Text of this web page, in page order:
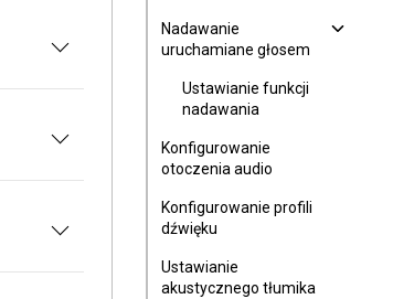
Nadawanie
uruchamiane głosem
Ustawianie funkcji
nadawania
Konfigurowanie
otoczenia audio
Konfigurowanie profili
dźwięku
Ustawianie
akustycznego tłumika